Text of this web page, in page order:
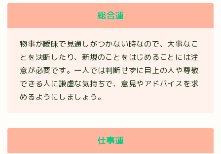
総合運
物事が曖昧で見通しがつかない時なので、大事なこ
とを決断したり、新規のことをはじめることには注
意が必要です。一人では判断せずに目上の人や尊敬
できる人に謙虚な気持ちで、意見やアドバイスを求
めるようにしましょう。
仕事運